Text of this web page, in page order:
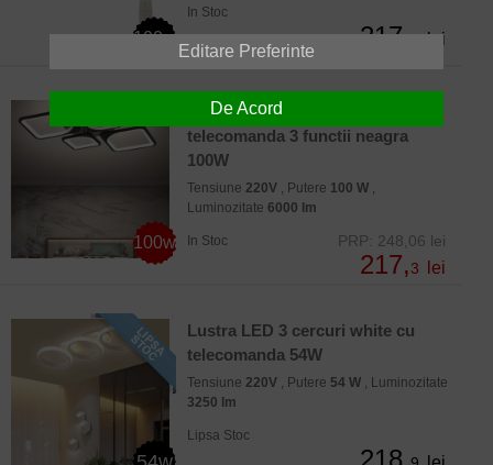
100w
In Stoc
217,3 lei
100w
Lustra LED dimabila cu
telecomanda 3 functii neagra
100W
Tensiune 220V , Putere 100 W ,
Luminozitate 6000 lm
In Stoc PRP: 248,06 lei
217,3 lei
Lustra LED 3 cercuri white cu
telecomanda 54W
Tensiune 220V , Putere 54 W , Luminozitate
3250 lm
Lipsa Stoc
Editare Preferinte
De Acord